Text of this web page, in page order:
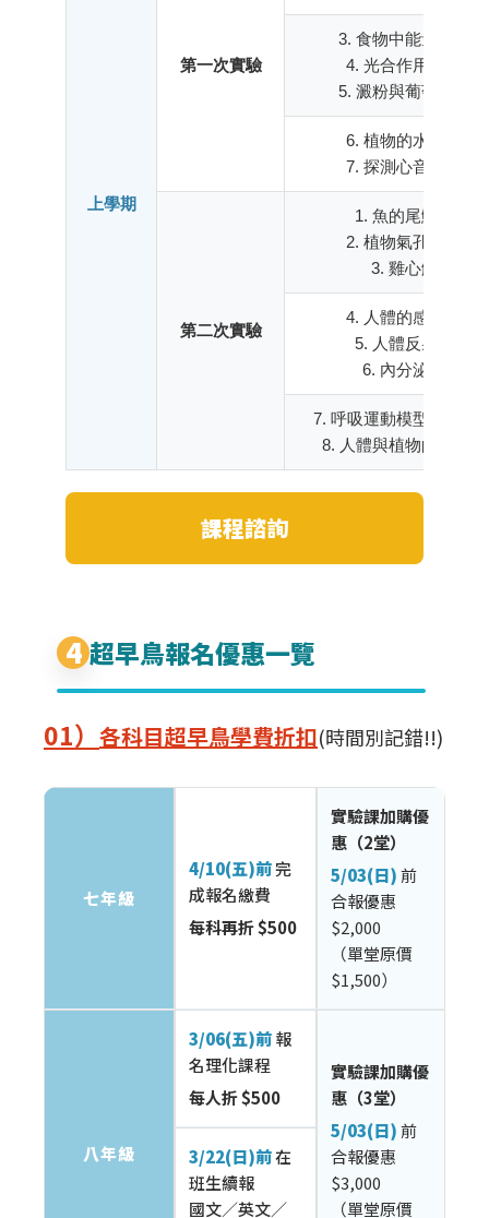
上學期
第一次實驗
3. 食物中能量的測定
4. 光合作用的探討
5. 澱粉與葡萄糖檢測
6. 植物的水分運輸
7. 探測心音和脈搏
第二次實驗
1. 魚的尾鰭觀察
2. 植物氣孔的觀察
3. 雞心解剖
4. 人體的感覺作用
5. 人體反射動作
6. 內分泌桌遊
7. 呼吸運動模型的模擬
8. 人體與植物的呼吸
課程諮詢
4 超早鳥報名優惠一覽
01） 各科目超早鳥學費折扣(時間別記錯!!)
七年級
4/10(五)前完
成報名繳費
每科再折 $500
實驗課加購優
惠（2堂）
5/03(日)前
合報優惠
$2,000
（單堂原價
$1,500）
八年級
3/06(五)前報
名理化課程
每人折 $500
實驗課加購優
惠（3堂）
5/03(日)前
合報優惠
$3,000
（單堂原價
3/22(日)前在
班生續報
國文／英文／